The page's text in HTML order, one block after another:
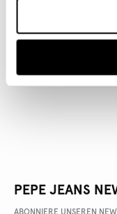
ARTIKEL DETAILS
LIEFERUNG UND RÜCKGABE
PEPE JEANS